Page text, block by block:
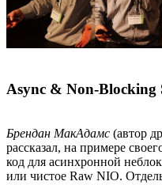
Async & Non-
Брендан МакАдамс (автор
рассказал, на примере
код для асинхронной
или чистое Raw NIO.